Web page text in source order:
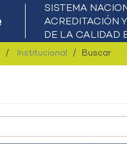
Institucional Buscar